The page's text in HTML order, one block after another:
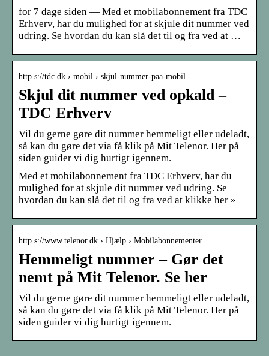
for 7 dage siden — Med et mobilabonnement fra TDC
Erhverv, har du mulighed for at skjule dit nummer ved
udring. Se hvordan du kan slå det til og fra ved at …
http s://tdc.dk › mobil › skjul-nummer-paa-mobil
Skjul dit nummer ved opkald –
TDC Erhverv
Vil du gerne gøre dit nummer hemmeligt eller udeladt,
så kan du gøre det via få klik på Mit Telenor. Her på
siden guider vi dig hurtigt igennem.
Med et mobilabonnement fra TDC Erhverv, har du
mulighed for at skjule dit nummer ved udring. Se
hvordan du kan slå det til og fra ved at klikke her »
http s://www.telenor.dk › Hjælp › Mobilabonnementer
Hemmeligt nummer – Gør det
nemt på Mit Telenor. Se her
Vil du gerne gøre dit nummer hemmeligt eller udeladt,
så kan du gøre det via få klik på Mit Telenor. Her på
siden guider vi dig hurtigt igennem.